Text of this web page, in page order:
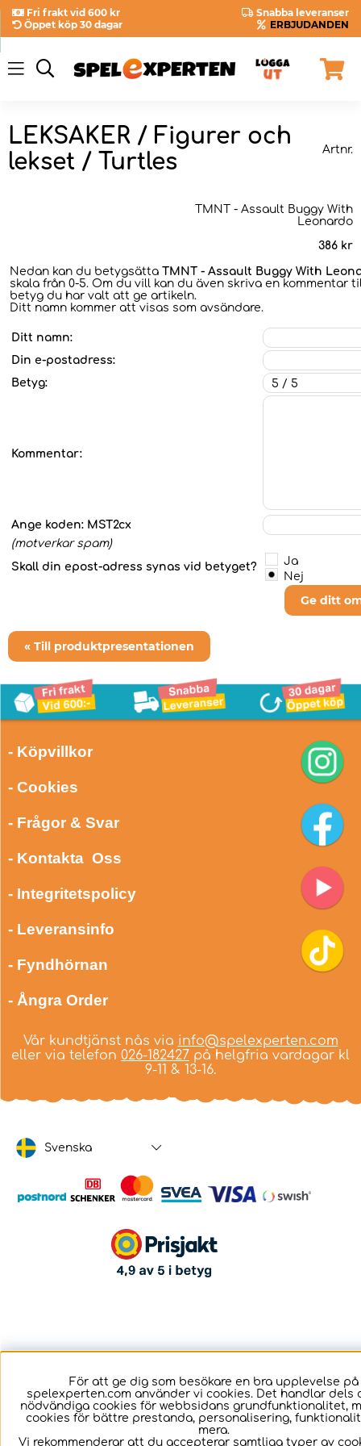
Fri frakt vid 600 kr
Snabba leveranser
Öppet köp 30 dagar
ERBJUDANDEN
LEKSAKER / Figurer och
lekset / Turtles
Artnr.
TMNT - Assault Buggy With
Leonardo
386 kr
Nedan kan du betygsätta TMNT - Assault Buggy With
skala från 0-5. Om du vill kan du även skriva en kommentar
betyg du har valt att ge artikeln.
Ditt namn kommer att visas som avsändare.
Ditt namn:
Din e-postadress:
Betyg:
Kommentar:
Ange koden: MST2cx
(motverkar spam)
Skall din epost-adress synas vid betyget?
Ja
Nej
Ge ditt
« Till produktpresentationen
- Köpvillkor
- Cookies
- Frågor & Svar
- Kontakta Oss
- Integritetspolicy
- Leveransinfo
- Fyndhörnan
- Ångra Order
Vår kundtjänst nås via info@spelexperten.com
eller via telefon 026-182427 på helgfria vardagar kl
9-11 & 13-16.
Svenska
För att ge dig som besökare en bra upplevelse på
spelexperten.com använder vi cookies. Det handlar dels
nödvändiga cookies för webbsidans grundfunktionalitet,
cookies för bättre prestanda, personalisering,
mera.
Vi rekommenderar att du accepterar samtliga typer av